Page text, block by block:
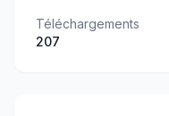
Téléchargements
207